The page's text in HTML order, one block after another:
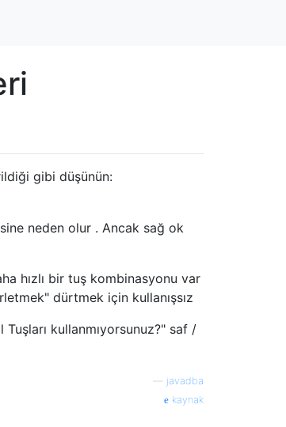
gibi düşünün:
neden olur . Ancak sağ ok
hızlı bir tuş kombinasyonu var
dürtmek için kullanışsız
Tuşları kullanmıyorsunuz?" saf /
javadba
kaynak